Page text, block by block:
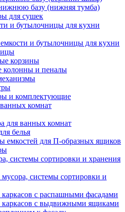
базу (нижняя тумба)
для сушек
и бутылочницы для кухни
и бутылочницы для кухни
корзины
колонны и пеналы
и комплектующие
комнат
для ванных комнат
белья
емкостей для П-образных ящиков
системы сортировки и хранения
мусора, системы сортировки и
каркасов с распашными фасадами
каркасов с выдвижными ящиками